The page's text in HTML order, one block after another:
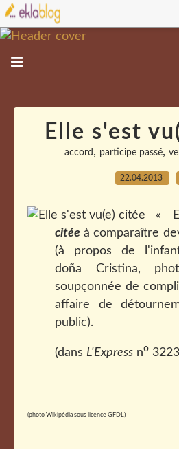
Elle s'est
accord , participe passé,
22.04.2013
«
citée à comparaître
(à propos de
doña Cristina,
soupçonnée de
affaire de
public).
(dans L'Express no
(photo Wikipédia sous licence GFDL)